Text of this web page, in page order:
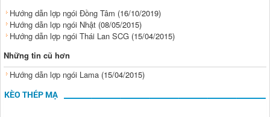
Hướng dẫn lợp ngói Đồng Tâm (16/10/2019)
Hướng dẫn lợp ngói Nhật (08/05/2015)
Hướng dẫn lợp ngói Thái Lan SCG (15/04/2015)
Những tin cũ hơn
Hướng dẫn lợp ngói Lama (15/04/2015)
KÈO THÉP MẠ